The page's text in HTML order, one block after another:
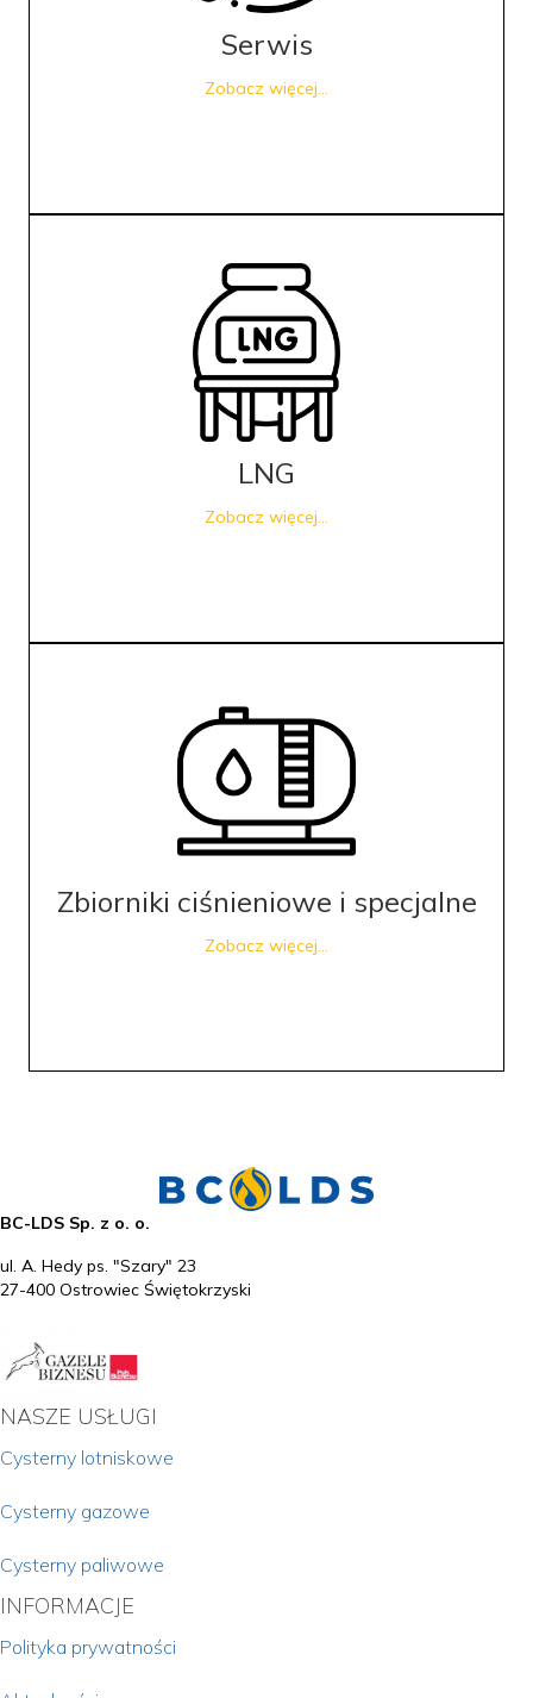
Serwis
Zobacz więcej...
LNG
Zobacz więcej...
Zbiorniki ciśnieniowe i specjalne
Zobacz więcej...
BC-LDS Sp. z o. o.
ul. A. Hedy ps. "Szary" 23
27-400 Ostrowiec Świętokrzyski
NASZE USŁUGI
Cysterny lotniskowe
Cysterny gazowe
Cysterny paliwowe
INFORMACJE
Polityka prywatności